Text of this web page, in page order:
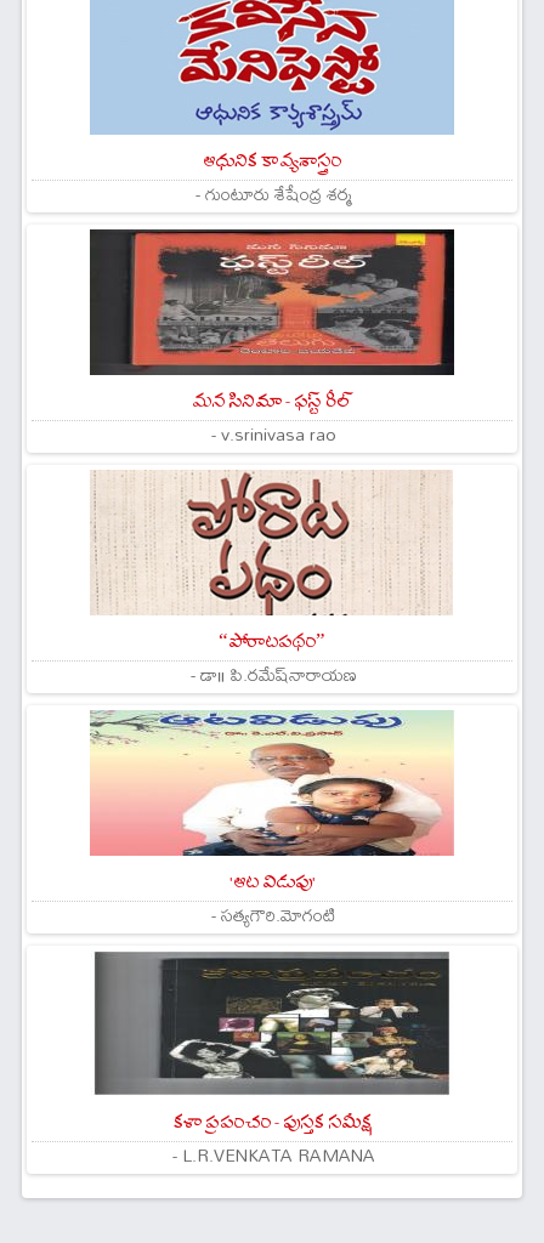
ఆధునిక కావ్యశాస్త్రం
- గుంటూరు శేషేంద్ర శర్మ
మన సినిమా - ఫస్ట్ రీల్
- v.srinivasa rao
“పోరాటపథం”
- డా॥ పి.రమేష్‌నారాయణ
'ఆట విడుపు'
- సత్యగౌరి.మోగంటి
కళా ప్రపంచం - పుస్తక సమీక్ష
- L.R.VENKATA RAMANA